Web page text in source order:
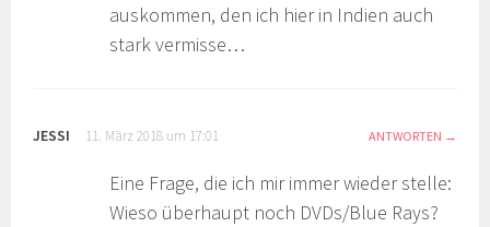
auskommen, den ich hier in Indien auch
stark vermisse…
JESSI 11. März 2018 um 17:01 ANTWORTEN
Eine Frage, die ich mir immer wieder stelle:
Wieso überhaupt noch DVDs/Blue Rays?